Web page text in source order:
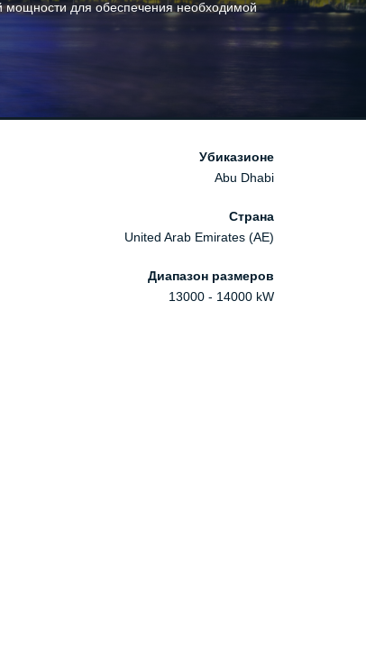
мощности для обеспечения необходимой
Убиказионе
Abu Dhabi
Страна
United Arab Emirates (AE)
Диапазон размеров
13000 - 14000 kW